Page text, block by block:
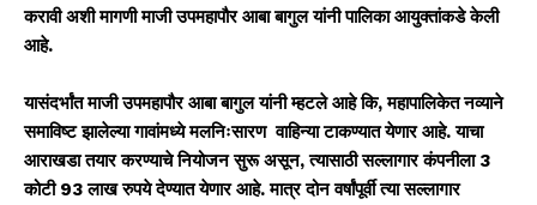
करावी अशी मागणी माजी उपमहापौर आबा बागुल यांनी पालिका आयुक्तांकडे केली
आहे.
यासंदर्भांत माजी उपमहापौर आबा बागुल यांनी म्हटले आहे कि,महापालिकेत नव्याने
समाविष्ट झालेल्या गावांमध्ये मलनिःसारण वाहिन्या टाकण्यात येणार आहे. याचा
आराखडा तयार करण्याचे नियोजन सुरू असून, त्यासाठी सल्लागार कंपनीला 3
कोटी 93 लाख रुपये देण्यात येणार आहे. मात्र दोन वर्षांपूर्वी त्या सल्लागार